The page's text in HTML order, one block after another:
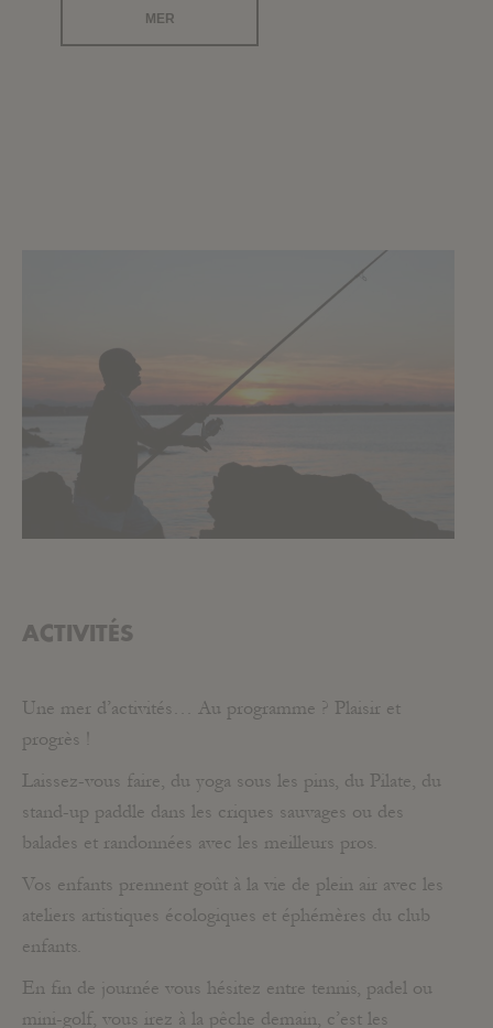
MER
ACTIVITÉS
Une mer d’activités… Au programme ? Plaisir et
progrès !
Laissez-vous faire, du yoga sous les pins, du Pilate, du
stand-up paddle dans les criques sauvages ou des
balades et randonnées avec les meilleurs pros.
Vos enfants prennent goût à la vie de plein air avec les
ateliers artistiques écologiques et éphémères du club
enfants.
En fin de journée vous hésitez entre tennis, padel ou
mini-golf, vous irez à la pêche demain, c’est les